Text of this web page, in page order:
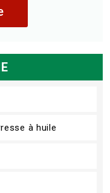
à huile